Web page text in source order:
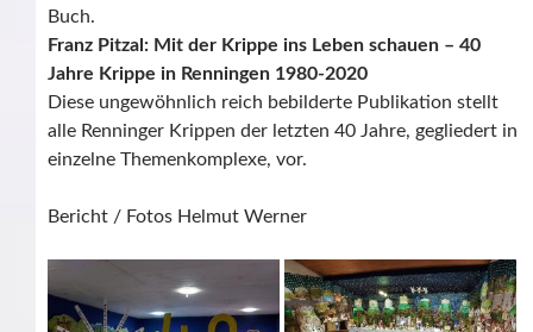
Buch.
Franz Pitzal: Mit der Krippe ins Leben schauen – 40
Jahre Krippe in Renningen 1980-2020
Diese ungewöhnlich reich bebilderte Publikation stellt
alle Renninger Krippen der letzten 40 Jahre, gegliedert in
einzelne Themenkomplexe, vor.
Bericht / Fotos Helmut Werner